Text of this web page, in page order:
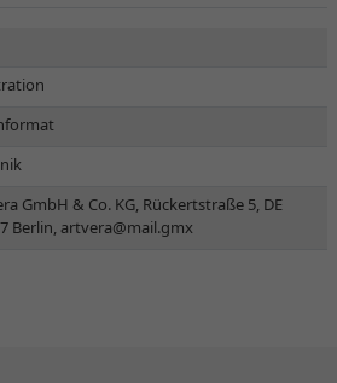
GmbH & Co. KG, Rückertstraße 5, DE
Berlin, artvera@mail.gmx